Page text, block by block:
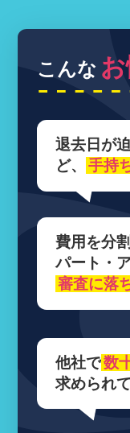
こんな
退去日が
ど、
手持
費用を分
パート・
審査に落
他社で数
求められて